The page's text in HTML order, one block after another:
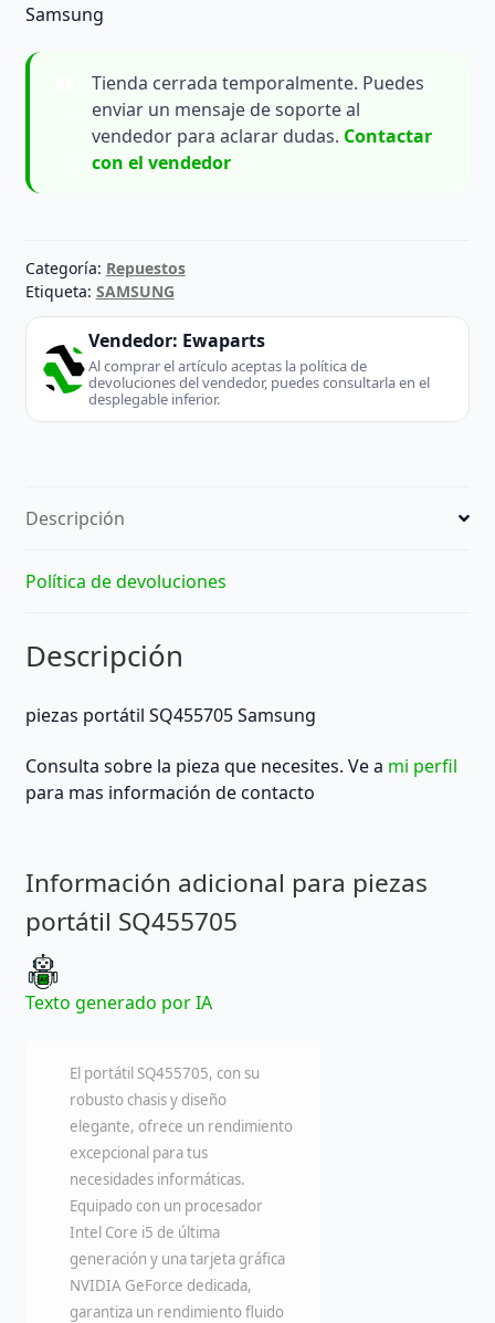
Samsung
Tienda cerrada temporalmente. Puedes
enviar un mensaje de soporte al
vendedor para aclarar dudas. Contactar
con el vendedor
Categoría: Repuestos
Etiqueta: SAMSUNG
Vendedor: Ewaparts
Al comprar el artículo aceptas la política de
devoluciones del vendedor, puedes consultarla en el
desplegable inferior.
Descripción
Política de devoluciones
Descripción
piezas portátil SQ455705 Samsung
Consulta sobre la pieza que necesites. Ve a mi perfil
para mas información de contacto
Información adicional para piezas
portátil SQ455705
Texto generado por IA
El portátil SQ455705, con su
robusto chasis y diseño
elegante, ofrece un rendimiento
excepcional para tus
necesidades informáticas.
Equipado con un procesador
Intel Core i5 de última
generación y una tarjeta gráfica
NVIDIA GeForce dedicada,
garantiza un rendimiento fluido